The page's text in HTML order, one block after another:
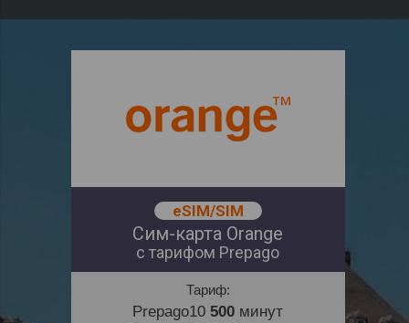
eSIM/SIM
Сим-карта Orange
с тарифом Prepago
Тариф:
Prepago10500 минут